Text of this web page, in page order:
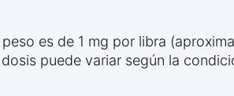
es de 1 mg por libra
puede variar según la